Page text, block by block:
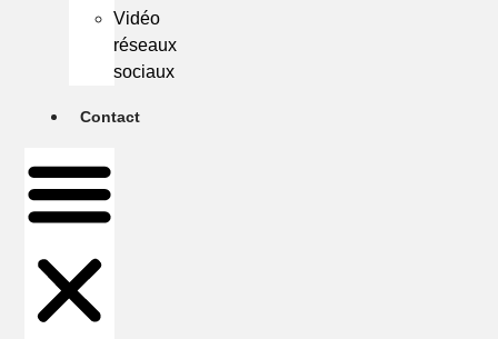
Vidéo
réseaux
sociaux
Contact